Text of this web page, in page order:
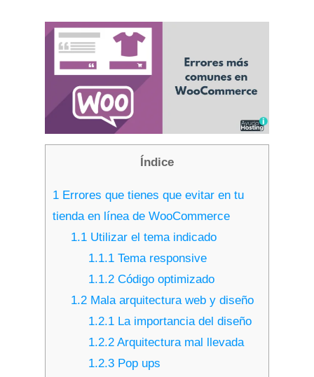
Índice
1 Errores que tienes que evitar en tu
tienda en línea de WooCommerce
1.1Utilizar el tema indicado
1.1.1 Tema responsive
1.1.2 Código optimizado
1.2Mala arquitectura web y diseño
1.2.1 La importancia del diseño
1.2.2 Arquitectura mal llevada
1.2.3 Pop ups